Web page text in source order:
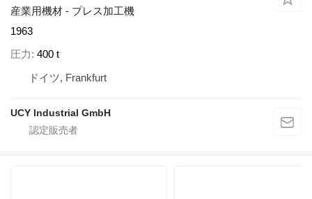
産業用機材 - プレス加工機
1963
圧力 400 t
ドイツ, Frankfurt
UCY Industrial GmbH